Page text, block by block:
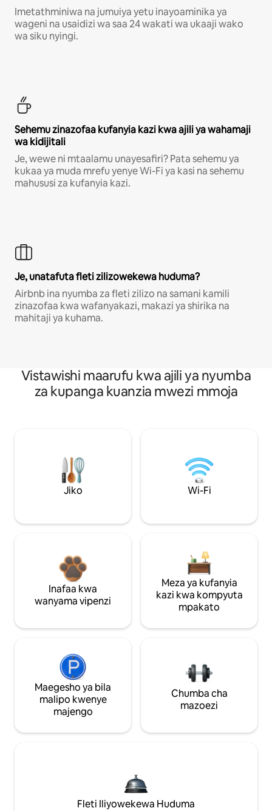
Imetathminiwa na jumuiya yetu inayoaminika ya
wageni na usaidizi wa saa 24 wakati wa ukaaji wako
wa siku nyingi.
Sehemu zinazofaa kufanyia kazi kwa ajili ya wahamaji
wa kidijitali
Je, wewe ni mtaalamu unayesafiri? Pata sehemu ya
kukaa ya muda mrefu yenye Wi-Fi ya kasi na sehemu
mahususi za kufanyia kazi.
Je, unatafuta fleti zilizowekewa huduma?
Airbnb ina nyumba za fleti zilizo na samani kamili
zinazofaa kwa wafanyakazi, makazi ya shirika na
mahitaji ya kuhama.
Vistawishi maarufu kwa ajili ya nyumba
za kupanga kuanzia mwezi mmoja
Jiko Wi-Fi
Inafaa kwa
wanyama vipenzi
Meza ya kufanyia
kazi kwa kompyuta
mpakato
Maegesho ya bila
malipo kwenye
majengo
Chumba cha
mazoezi
Fleti Iliyowekewa Huduma